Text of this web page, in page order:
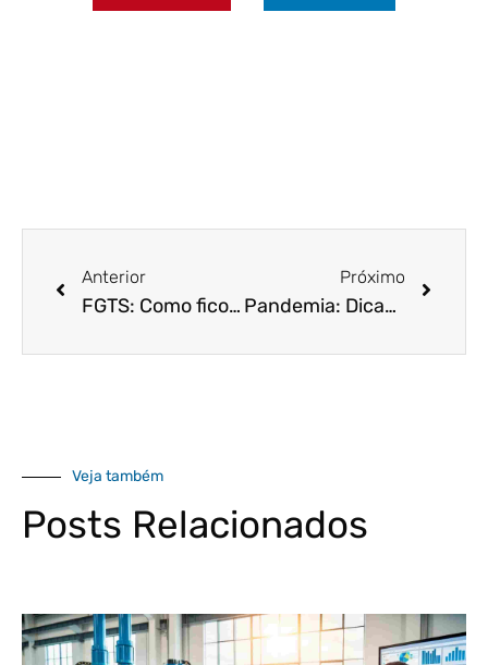
Anterior
FGTS: Como ficou o recolhimento a partir da MP 927
Próximo
Pandemia: Dicas e soluções para sua empresa sobreviver à crise
Veja também
Posts Relacionados